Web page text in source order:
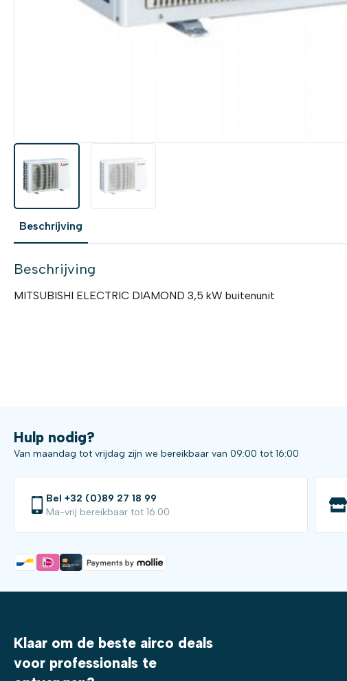
Beschrijving
Beschrijving
MITSUBISHI ELECTRIC DIAMOND 3,5 kW buitenunit
Hulp nodig?
Van maandag tot vrijdag zijn we bereikbaar van 09:00 tot 16:00
Bel +32 (0)89 27 18 99
Ma-vrij bereikbaar tot 16:00
Klaar om de beste airco deals
voor professionals te